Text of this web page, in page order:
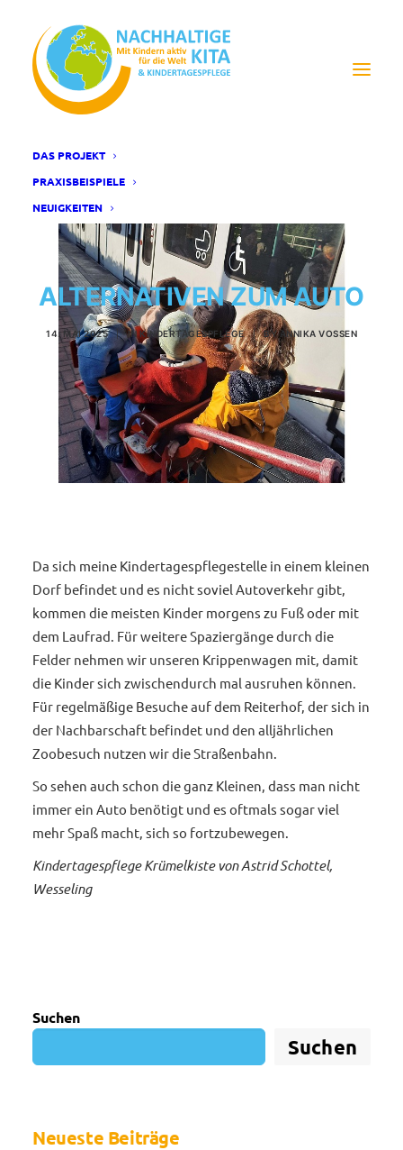
DAS PROJEKT
PRAXISBEISPIELE
NEUIGKEITEN
ALTERNATIVEN ZUM AUTO
14. MAI 2025 | INKINDERTAGESPFLEGE | BYANNIKA VOSSEN
Da sich meine Kindertagespflegestelle in einem kleinen
Dorf befindet und es nicht soviel Autoverkehr gibt,
kommen die meisten Kinder morgens zu Fuß oder mit
dem Laufrad. Für weitere Spaziergänge durch die
Felder nehmen wir unseren Krippenwagen mit, damit
die Kinder sich zwischendurch mal ausruhen können.
Für regelmäßige Besuche auf dem Reiterhof, der sich in
der Nachbarschaft befindet und den alljährlichen
Zoobesuch nutzen wir die Straßenbahn.
So sehen auch schon die ganz Kleinen, dass man nicht
immer ein Auto benötigt und es oftmals sogar viel
mehr Spaß macht, sich so fortzubewegen.
Kindertagespflege Krümelkiste von Astrid Schottel,
Wesseling
Suchen
Suchen
Neueste Beiträge